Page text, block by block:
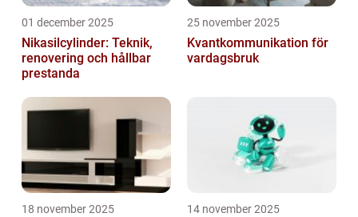
01 december 2025
Nikasilcylinder: Teknik,
renovering och hållbar
prestanda
25 november 2025
Kvantkommunikation för
vardagsbruk
18 november 2025 14 november 2025